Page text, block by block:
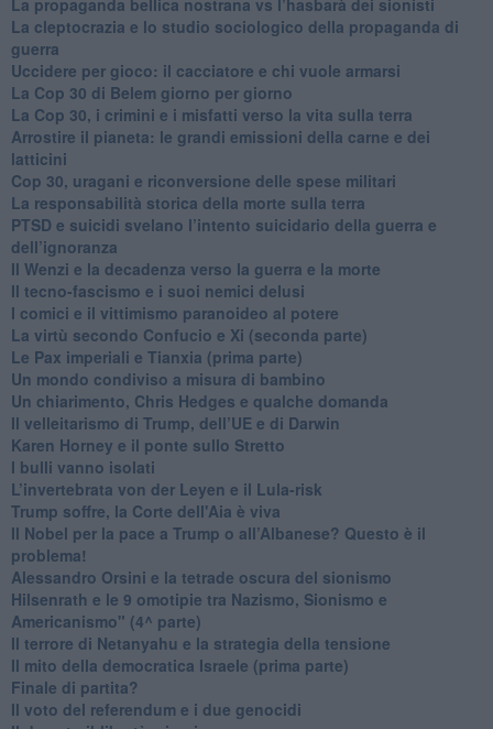
​La cleptocrazia e lo studio sociologico della propaganda di
guerra
​Uccidere per gioco: il cacciatore e chi vuole armarsi
​La Cop 30 di Belem giorno per giorno
La Cop 30, i crimini e i misfatti verso la vita sulla terra
Arrostire il pianeta: le grandi emissioni della carne e dei
latticini
​Cop 30, uragani e riconversione delle spese militari
La responsabilità storica della morte sulla terra
PTSD e suicidi svelano l’intento suicidario della guerra e
dell’ignoranza
Il Wenzi e la decadenza verso la guerra e la morte
​Il tecno-fascismo e i suoi nemici delusi
​I comici e il vittimismo paranoideo al potere
​La virtù secondo Confucio e Xi (seconda parte)
Le Pax imperiali e Tianxia (prima parte)
Un mondo condiviso a misura di bambino
​Un chiarimento, Chris Hedges e qualche domanda
Il velleitarismo di Trump, dell’UE e di Darwin
​Karen Horney e il ponte sullo Stretto
​I bulli vanno isolati
L’invertebrata von der Leyen e il Lula-risk
Trump soffre, la Corte dell'Aia è viva
​Il Nobel per la pace a Trump o all’Albanese? Questo è il
problema!
​Alessandro Orsini e la tetrade oscura del sionismo
​Hilsenrath e le 9 omotipie tra Nazismo, Sionismo e
Americanismo" (4^ parte)
​Il terrore di Netanyahu e la strategia della tensione
Il mito della democratica Israele (prima parte)
​Finale di partita?
​Il voto del referendum e i due genocidi